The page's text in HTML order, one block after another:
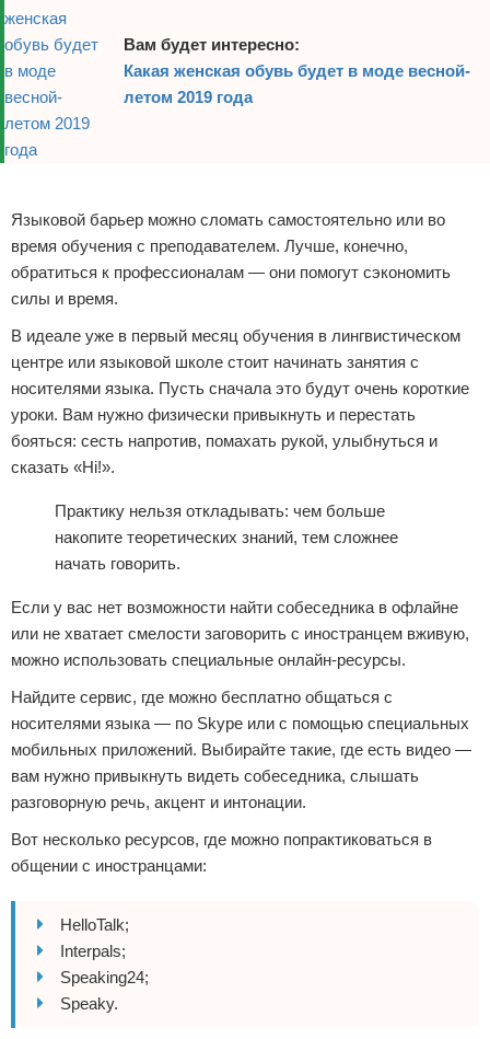
Вам будет интересно:
Какая женская обувь будет в моде весной-
летом 2019 года
Языковой барьер можно сломать самостоятельно или во
время обучения с преподавателем. Лучше, конечно,
обратиться к профессионалам — они помогут сэкономить
силы и время.
В идеале уже в первый месяц обучения в лингвистическом
центре или языковой школе стоит начинать занятия с
носителями языка. Пусть сначала это будут очень короткие
уроки. Вам нужно физически привыкнуть и перестать
бояться: сесть напротив, помахать рукой, улыбнуться и
сказать «Hi!».
Практику нельзя откладывать: чем больше
накопите теоретических знаний, тем сложнее
начать говорить.
Если у вас нет возможности найти собеседника в офлайне
или не хватает смелости заговорить с иностранцем вживую,
можно использовать специальные онлайн-ресурсы.
Найдите сервис, где можно бесплатно общаться с
носителями языка — по Skype или с помощью специальных
мобильных приложений. Выбирайте такие, где есть видео —
вам нужно привыкнуть видеть собеседника, слышать
разговорную речь, акцент и интонации.
Вот несколько ресурсов, где можно попрактиковаться в
общении с иностранцами:
HelloTalk;
Interpals;
Speaking24;
Speaky.